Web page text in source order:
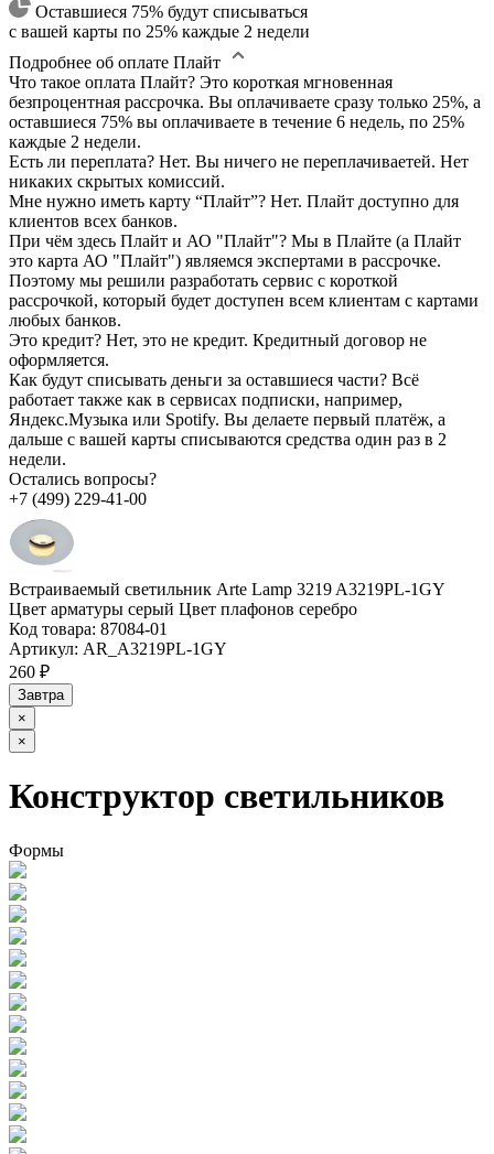
Оставшиеся 75% будут списываться
с вашей карты по 25% каждые 2 недели
Подробнее об оплате Плайт
Что такое оплата Плайт? Это короткая мгновенная
безпроцентная рассрочка. Вы оплачиваете сразу только 25%, а
оставшиеся 75% вы оплачиваете в течение 6 недель, по 25%
каждые 2 недели.
Есть ли переплата? Нет. Вы ничего не переплачиваетей. Нет
никаких скрытых комиссий.
Мне нужно иметь карту “Плайт”? Нет. Плайт доступно для
клиентов всех банков.
При чём здесь Плайт и АО "Плайт"? Мы в Плайте (а Плайт
это карта АО "Плайт") являемся экспертами в рассрочке.
Поэтому мы решили разработать сервис с короткой
рассрочкой, который будет доступен всем клиентам с картами
любых банков.
Это кредит? Нет, это не кредит. Кредитный договор не
оформляется.
Как будут списывать деньги за оставшиеся части? Всё
работает также как в сервисах подписки, например,
Яндекс.Музыка или Spotify. Вы делаете первый платёж, а
дальше с вашей карты списываются средства один раз в 2
недели.
Остались вопросы?
+7 (499) 229-41-00
Встраиваемый светильник Arte Lamp 3219 A3219PL-1GY
Цвет арматуры серый Цвет плафонов серебро
Код товара: 87084-01
Артикул: AR_A3219PL-1GY
260 ₽
Завтра
×
×
Конструктор светильников
Формы